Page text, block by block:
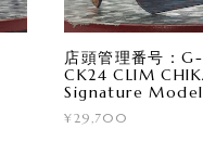
店頭管理番号：
CK24 CLIM
Signature Model
¥29,700